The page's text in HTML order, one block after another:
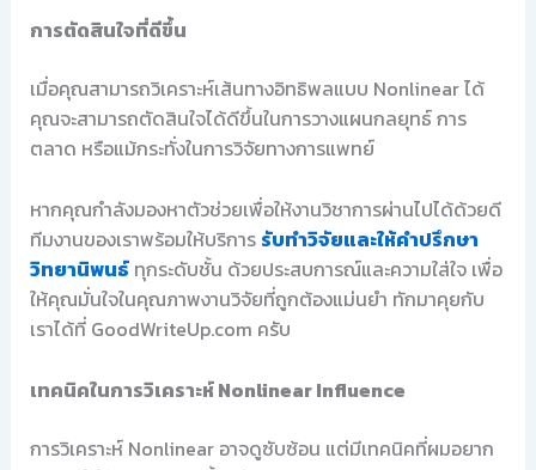
การตัดสินใจที่ดีขึ้น
เมื่อคุณสามารถวิเคราะห์เส้นทางอิทธิพลแบบ Nonlinear ได้
คุณจะสามารถตัดสินใจได้ดีขึ้นในการวางแผนกลยุทธ์ การ
ตลาด หรือแม้กระทั่งในการวิจัยทางการแพทย์
หากคุณกำลังมองหาตัวช่วยเพื่อให้งานวิชาการผ่านไปได้ด้วยดี
ทีมงานของเราพร้อมให้บริการ รับทำวิจัยและให้คำปรึกษา
วิทยานิพนธ์ทุกระดับชั้น ด้วยประสบการณ์และความใส่ใจ เพื่อ
ให้คุณมั่นใจในคุณภาพงานวิจัยที่ถูกต้องแม่นยำ ทักมาคุยกับ
เราได้ที่ GoodWriteUp.com ครับ
เทคนิคในการวิเคราะห์ Nonlinear Influence
การวิเคราะห์ Nonlinear อาจดูซับซ้อน แต่มีเทคนิคที่ผมอยาก